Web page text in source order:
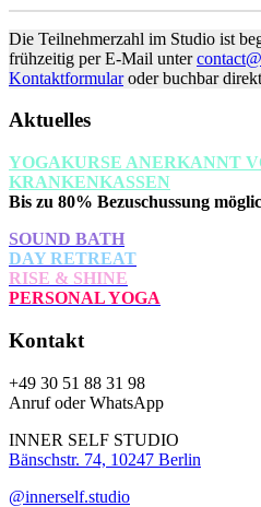
Die Teilnehmerzahl im Studio ist
frühzeitig per E-Mail unter
Kontaktformularoder buchbar
Aktuelles
YOGAKURSE ANERKANNT
KRANKENKASSEN
Bis zu 80% Bezuschussung
SOUND BATH
DAY RETREAT
RISE & SHINE
PERSONAL YOGA
Kontakt
+49 30 51 88 31 98
Anruf oder WhatsApp
INNER SELF STUDIO
Bänschstr. 74, 10247 Berlin
@innerself.studio